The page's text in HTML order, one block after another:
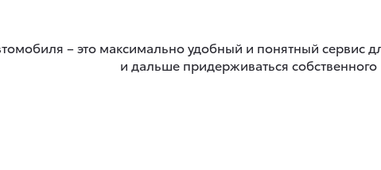
– это максимально удобный и понятный сервис
и дальше придерживаться